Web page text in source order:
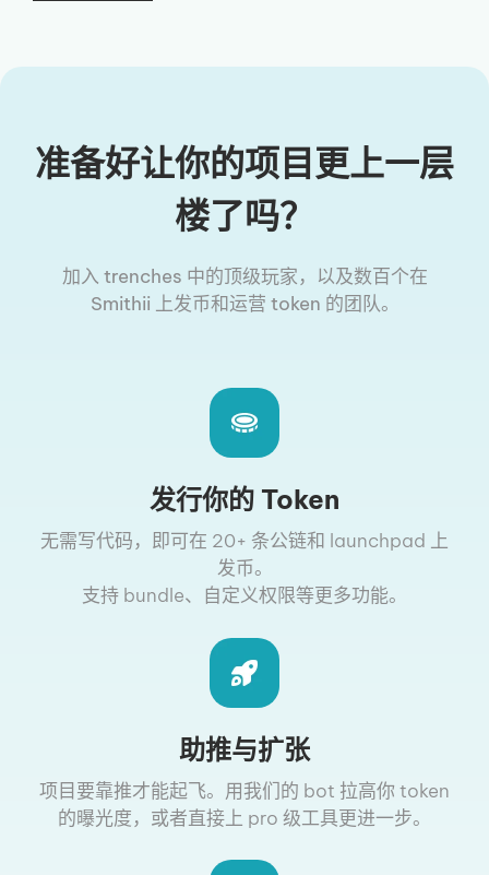
准备好让你的项目更上一层
楼了吗？
加入 trenches 中的顶级玩家，以及数百个在
Smithii 上发币和运营 token 的团队。
发行你的 Token
无需写代码，即可在 20+ 条公链和 launchpad 上
发币。
支持 bundle、自定义权限等更多功能。
助推与扩张
项目要靠推才能起飞。用我们的 bot 拉高你 token
的曝光度，或者直接上 pro 级工具更进一步。